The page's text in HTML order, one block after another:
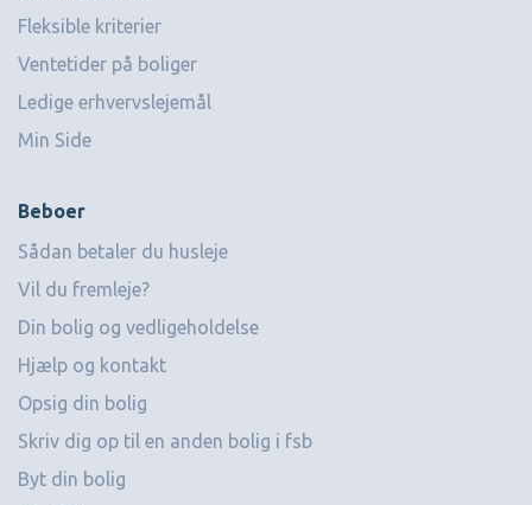
Fleksible kriterier
Ventetider på boliger
Ledige erhvervslejemål
Min Side
Beboer
Sådan betaler du husleje
Vil du fremleje?
Din bolig og vedligeholdelse
Hjælp og kontakt
Opsig din bolig
Skriv dig op til en anden bolig i fsb
Byt din bolig